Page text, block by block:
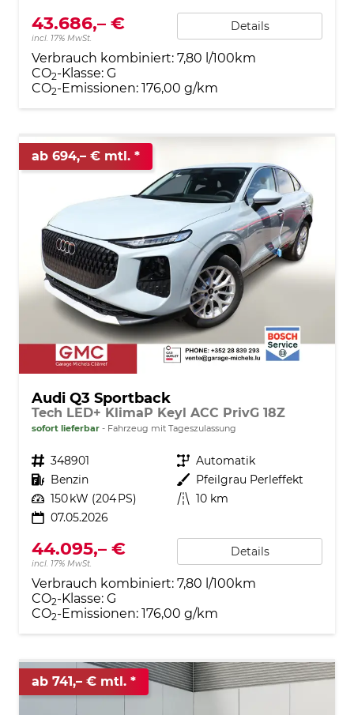
43.686,– €
incl. 17% MwSt.
Details
Verbrauch kombiniert: 7,80 l/100km
CO2-Klasse: G
CO2-Emissionen: 176,00 g/km
ab 694,– € mtl.
Audi Q3 Sportback
Tech LED+ KlimaP Keyl ACC PrivG 18Z
sofort lieferbar Fahrzeug mit Tageszulassung
Fahrzeugnr. 348901 Getriebe Automatik
Kraftstoff Benzin Außenfarbe Pfeilgrau Perleffekt
Leistung 150 kW (204 PS) Kilometerstand 10 km
07.05.2026
44.095,– €
incl. 17% MwSt.
Details
Verbrauch kombiniert: 7,80 l/100km
CO2-Klasse: G
CO2-Emissionen: 176,00 g/km
ab 741,– € mtl.